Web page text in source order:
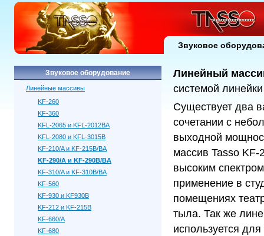
Линейный
системой
Существует два
сочетании с
выходной
массив Tasso
высоким
применение в
помещениях
тыла. Так же
используется
Звуковое оборудование
Линейные массивы
KF-260
KF-360
KFL-2065 и KFL-2012BA
KFL-2080 и KFL-3015B
KF-210/A и KF-215B/BA
KF-290/A и KF-290B/BA
KF-310/A и KF-310B/BA
KF-560
KF-930 и KF930B
KF-212 и KF-215B
KF-660/A
KF-680
Звуковое